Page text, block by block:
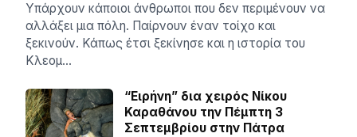
Υπάρχουν κάποιοι άνθρωποι που δεν περιμένουν να
αλλάξει μια πόλη. Παίρνουν έναν τοίχο και
ξεκινούν. Κάπως έτσι ξεκίνησε και η ιστορία του
Κλεομ…
“Ειρήνη” δια χειρός Νίκου
Καραθάνου την Πέμπτη 3
Σεπτεμβρίου στην Πάτρα